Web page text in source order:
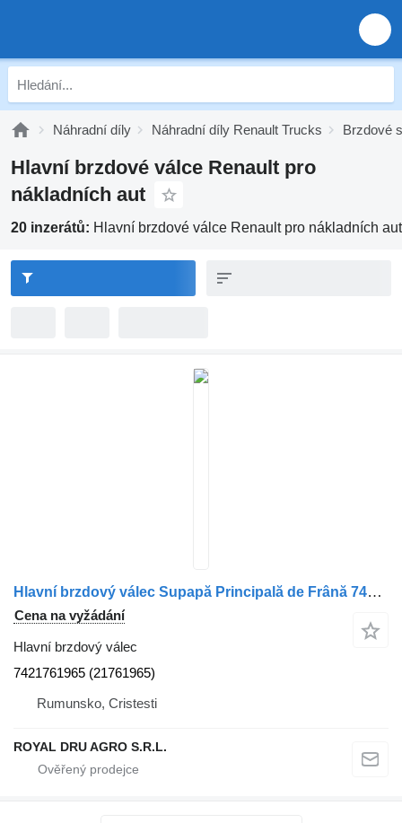
Náhradní díly Náhradní díly Renault Trucks Brzdové
Hlavní brzdové válce Renault pro
nákladních aut
20 inzerátů: Hlavní brzdové válce Renault pro nákladních aut
Hlavní brzdový válec Supapă Principală de Frână 7421761965 pro nákladní auta Renault 7421761965 / 21761965
Cena na vyžádání
Hlavní brzdový válec
7421761965 (21761965)
Rumunsko, Cristesti
ROYAL DRU AGRO S.R.L.